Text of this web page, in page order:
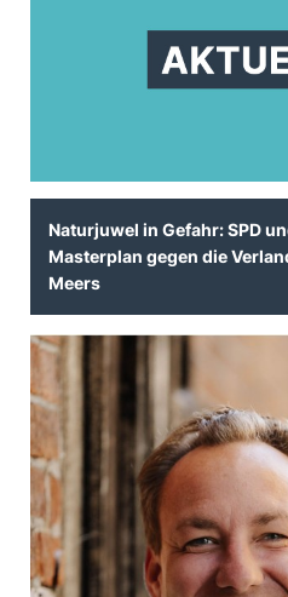
Naturjuwel in Gefahr: SPD
Masterplan gegen die
Meers